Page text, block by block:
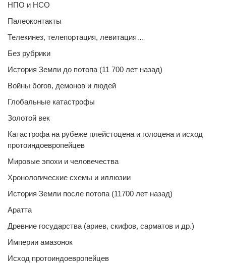
НПО и НСО
Палеоконтакты
Телекинез, телепортация, левитация…
Без рубрики
История Земли до потопа (11 700 лет назад)
Войны богов, демонов и людей
Глобальные катастрофы
Золотой век
Катастрофа на рубеже плейстоцена и голоцена и исход
протоиндоевропейцев
Мировые эпохи и человечества
Хронологические схемы и иллюзии
История Земли после потопа (11700 лет назад)
Аратта
Древние государства (ариев, скифов, сарматов и др.)
Империи амазонок
Исход протоиндоевропейцев